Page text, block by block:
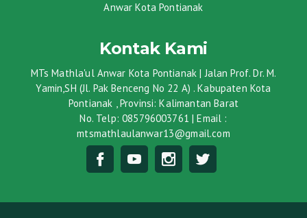
Anwar Kota Pontianak
Kontak Kami
MTs Mathla'ul Anwar Kota Pontianak | Jalan Prof. Dr. M.
Yamin,SH (Jl. Pak Benceng No 22 A) . Kabupaten Kota
Pontianak , Provinsi: Kalimantan Barat
No. Telp: 085796003761 | Email :
mtsmathlaulanwar13@gmail.com